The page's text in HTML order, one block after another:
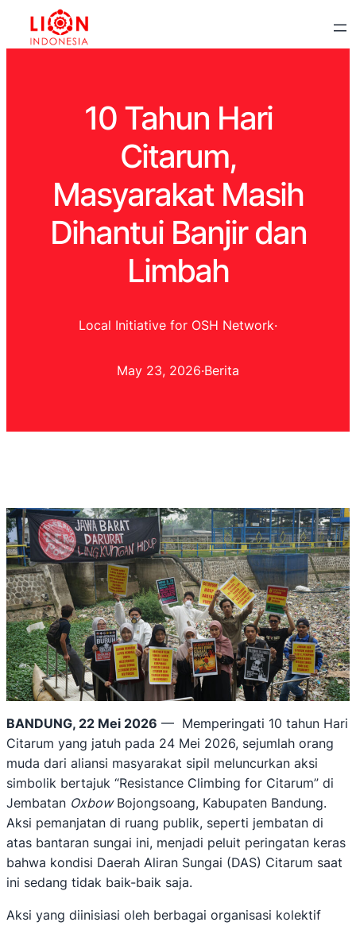
10 Tahun Hari
Citarum,
Masyarakat Masih
Dihantui Banjir dan
Limbah
Local Initiative for OSH Network·
May 23, 2026·Berita
BANDUNG, 22 Mei 2026 — Memperingati 10 tahun Hari
Citarum yang jatuh pada 24 Mei 2026, sejumlah orang
muda dari aliansi masyarakat sipil meluncurkan aksi
simbolik bertajuk “Resistance Climbing for Citarum” di
Jembatan OxbowBojongsoang, Kabupaten Bandung.
Aksi pemanjatan di ruang publik, seperti jembatan di
atas bantaran sungai ini, menjadi peluit peringatan keras
bahwa kondisi Daerah Aliran Sungai (DAS) Citarum saat
ini sedang tidak baik-baik saja.
Aksi yang diinisiasi oleh berbagai organisasi kolektif